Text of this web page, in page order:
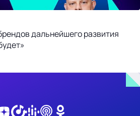
дальнейшего развития